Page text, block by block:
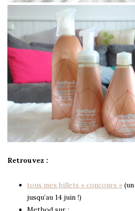
Retrouvez :
tous mes billets « concours »
jusqu’au 14 juin !)